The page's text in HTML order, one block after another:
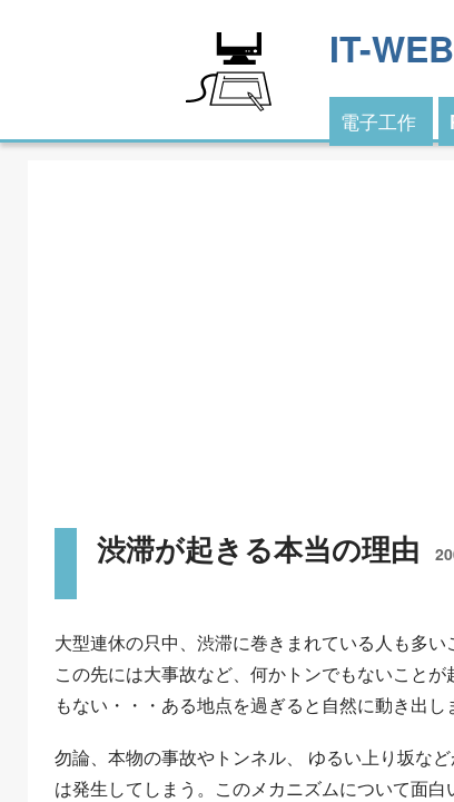
IT-WEB
電子工作
渋滞が起きる本当の理由
大型連休の只中、渋滞に巻きまれている人も多
この先には大事故など、何かトンでもないこと
もない・・・ある地点を過ぎると自然に動き出し
勿論、本物の事故やトンネル、 ゆるい上り坂な
は発生してしまう。このメカニズムについて面白